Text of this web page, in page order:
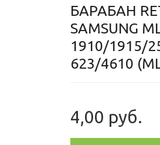
БАРАБАН
SAMSUNG
1910/1915/
623/4610
4,00 руб.